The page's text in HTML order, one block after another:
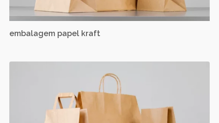
embalagem papel kraft